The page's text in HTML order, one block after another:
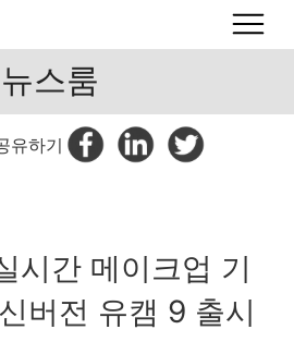
뉴스룸
유하기
시간 메이크업 기
버전 유캠 9 출시